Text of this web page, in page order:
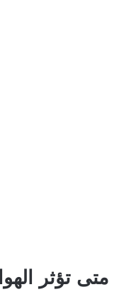
متى تؤثر